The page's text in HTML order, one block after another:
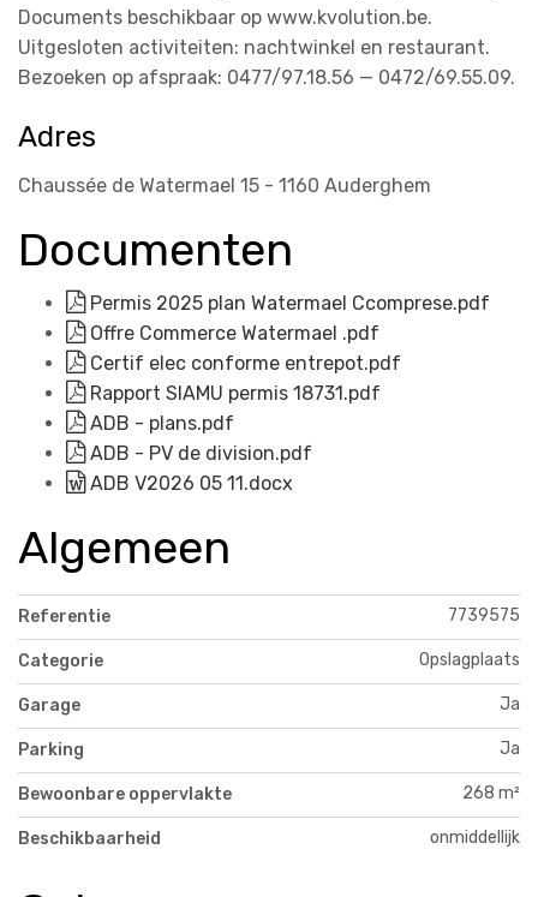
Documents beschikbaar op www.kvolution.be.
Uitgesloten activiteiten: nachtwinkel en restaurant.
Bezoeken op afspraak: 0477/97.18.56 — 0472/69.55.09.
Adres
Chaussée de Watermael 15 - 1160 Auderghem
Documenten
Permis 2025 plan Watermael Ccomprese.pdf
Offre Commerce Watermael .pdf
Certif elec conforme entrepot.pdf
Rapport SIAMU permis 18731.pdf
ADB - plans.pdf
ADB - PV de division.pdf
ADB V2026 05 11.docx
Algemeen
Referentie 7739575
Categorie Opslagplaats
Garage Ja
Parking Ja
Bewoonbare oppervlakte 268 m²
Beschikbaarheid onmiddellijk